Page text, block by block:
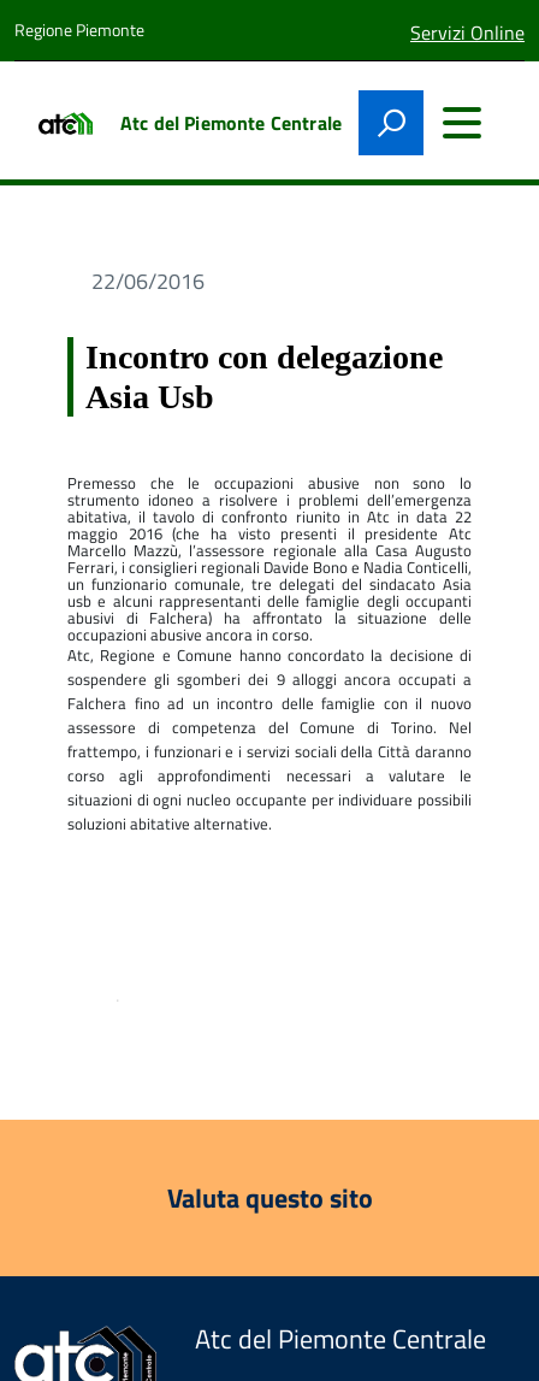
Regione Piemonte lingua
attiva:
Servizi Online
Atc del Piemonte Centrale
22/06/2016
Incontro con delegazione
Asia Usb
Premesso che le occupazioni abusive non sono lo
strumento idoneo a risolvere i problemi dell’emergenza
abitativa, il tavolo di confronto riunito in Atc in data 22
maggio 2016 (che ha visto presenti il presidente Atc
Marcello Mazzù, l’assessore regionale alla Casa Augusto
Ferrari, i consiglieri regionali Davide Bono e Nadia Conticelli,
un funzionario comunale, tre delegati del sindacato Asia
usb e alcuni rappresentanti delle famiglie degli occupanti
abusivi di Falchera) ha affrontato la situazione delle
occupazioni abusive ancora in corso.
Atc, Regione e Comune hanno concordato la decisione di
sospendere gli sgomberi dei 9 alloggi ancora occupati a
Falchera fino ad un incontro delle famiglie con il nuovo
assessore di competenza del Comune di Torino. Nel
frattempo, i funzionari e i servizi sociali della Città daranno
corso agli approfondimenti necessari a valutare le
situazioni di ogni nucleo occupante per individuare possibili
soluzioni abitative alternative.
.
Valuta questo sito
Atc del Piemonte Centrale